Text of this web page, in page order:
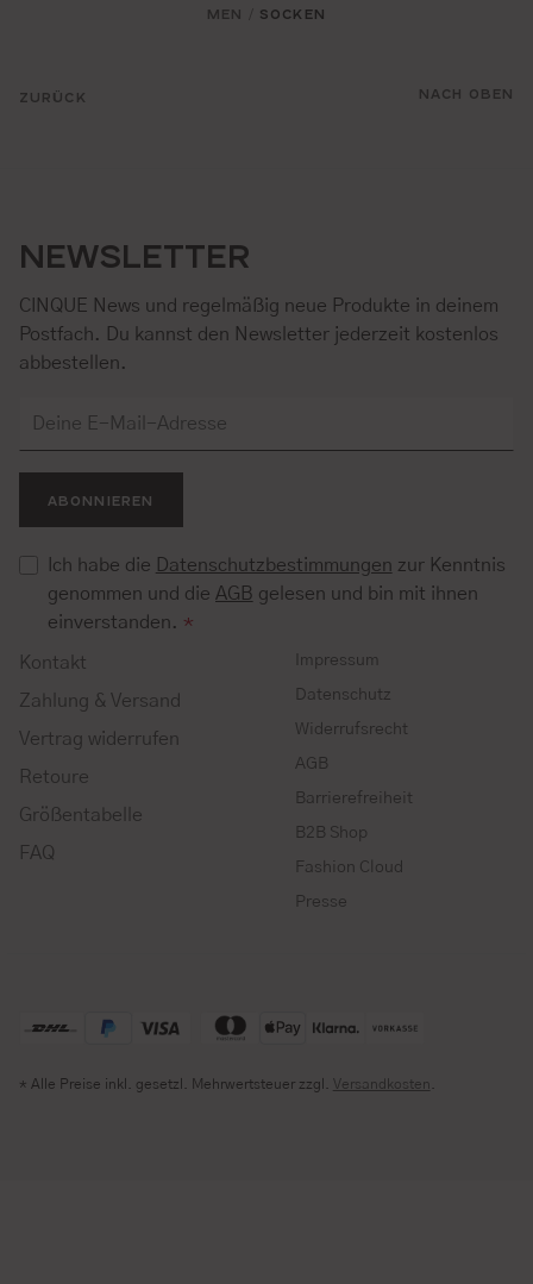
ZURÜCK
MEN SOCKEN
NACH OBEN
NEWSLETTER
CINQUE News und regelmäßig neue Produkte in deinem
Postfach. Du kannst den Newsletter jederzeit kostenlos
abbestellen.
ABONNIEREN
Ich habe die Datenschutzbestimmungen zur Kenntnis
genommen und die AGB gelesen und bin mit ihnen
einverstanden. *
Kontakt
Zahlung & Versand
Vertrag widerrufen
Retoure
Größentabelle
FAQ
Impressum
Datenschutz
Widerrufsrecht
AGB
Barrierefreiheit
B2B Shop
Fashion Cloud
Presse
* Alle Preise inkl. gesetzl. Mehrwertsteuer zzgl. Versandkosten